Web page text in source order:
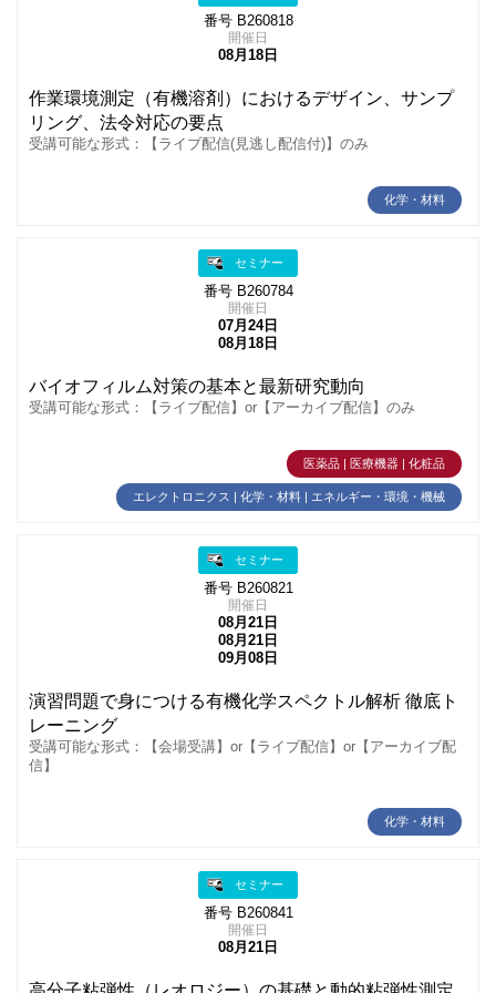
番号 B260818
開催日
08月18日
作業環境測定（有機溶剤）におけるデザイン、サンプ
リング、法令対応の要点
受講可能な形式：【ライブ配信(見逃し配信付)】のみ
化学・材料
セミナー
番号 B260784
開催日
07月24日
08月18日
バイオフィルム対策の基本と最新研究動向
受講可能な形式：【ライブ配信】or【アーカイブ配信】のみ
医薬品 | 医療機器 | 化粧品
エレクトロニクス | 化学・材料 | エネルギー・環境・機械
セミナー
番号 B260821
開催日
08月21日
08月21日
09月08日
演習問題で身につける有機化学スペクトル解析 徹底ト
レーニング
受講可能な形式：【会場受講】or【ライブ配信】or【アーカイブ配
信】
化学・材料
セミナー
番号 B260841
開催日
08月21日